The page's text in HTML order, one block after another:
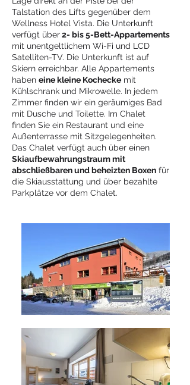
Talstation des Lifts gegenüber dem
Wellness Hotel Vista. Die Unterkunft
verfügt über2- bis 5-Bett-Appartements
mit unentgeltlichem Wi-Fi und LCD
Satelliten-TV. Die Unterkunft ist auf
Skiern erreichbar. Alle Appartements
haben eine kleine Kochecke mit
Kühlschrank und Mikrowelle. In jedem
Zimmer finden wir ein geräumiges Bad
mit Dusche und Toilette. Im Chalet
finden Sie ein Restaurant und eine
Außenterrasse mit Sitzgelegenheiten.
Das Chalet verfügt auch über einen
Skiaufbewahrungstraum mit
abschließbaren und beheizten Boxen für
die Skiausstattung und über bezahlte
Parkplätze vor dem Chalet.